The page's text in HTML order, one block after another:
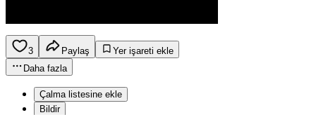
3 Paylaş
Yer işareti ekle
Daha fazla
Çalma listesine ekle
Bildir